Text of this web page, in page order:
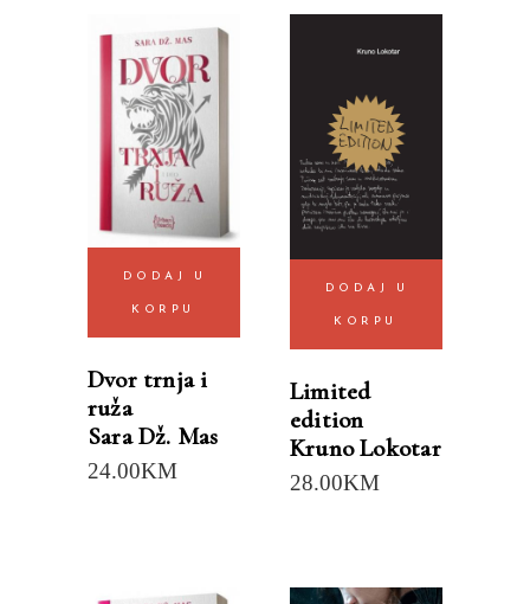
DODAJ U
KORPU
Dvor trnja i
ruža
Sara Dž. Mas
24.00KM
DODAJ U
KORPU
Limited
edition
Kruno Lokotar
28.00KM